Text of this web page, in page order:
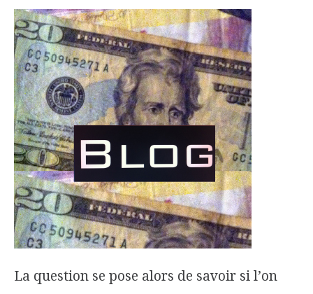
La question se pose alors de savoir si l’on